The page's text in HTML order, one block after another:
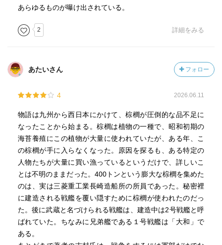
あらゆるものが曝け出されている。
2 詳細をみる
あたいさん フォロー
4 2026.06.11
物語は九州から西日本にかけて、棕櫚が圧倒的な品不足に
なったことから始まる。棕櫚は植物の一種で、昭和初期の
海苔養殖にこの植物が大量に使われていたが、ある年、こ
の棕櫚が手に入らなくなった。原因を探るも、ある特定の
人物たちが大量に買い漁っているというだけで、詳しいこ
とは不明のままだった。400トンという膨大な棕櫚を集めた
のは、実は三菱重工業長崎造船所の所員であった。秘密裡
に建造される戦艦を覆い隠すために棕櫚が使われたのだっ
た。後に武蔵と名づけられる戦艦は、建造中は2号戦艦と呼
ばれていた。ちなみに兄弟艦である１号戦艦は「大和」で
ある。